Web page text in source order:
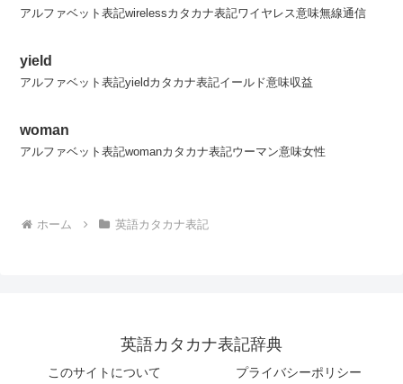
アルファベット表記wirelessカタカナ表記ワイヤレス意味無線通信
yield
アルファベット表記yieldカタカナ表記イールド意味収益
woman
アルファベット表記womanカタカナ表記ウーマン意味女性
ホーム 英語カタカナ表記
英語カタカナ表記辞典
このサイトについて プライバシーポリシー